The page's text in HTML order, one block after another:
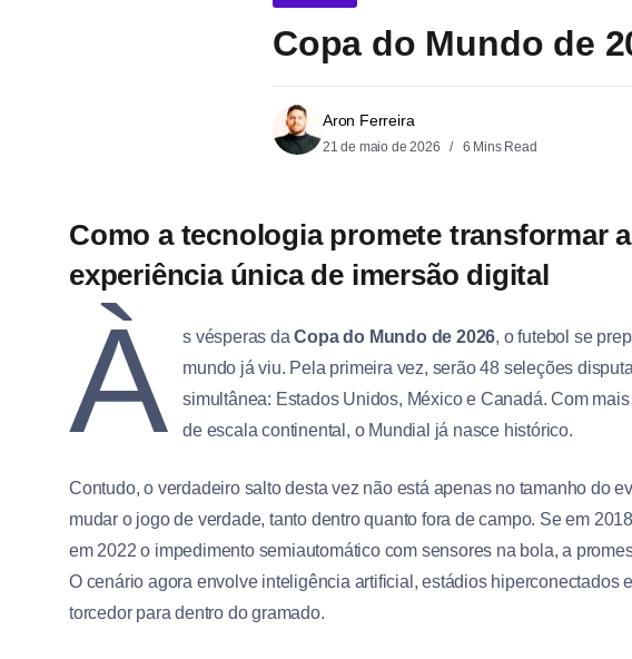
Copa do Mundo de
Aron Ferreira
21 de maio de 2026 6 Mins Read
Como a tecnologia promete transformar
experiência única de imersão digital
À s vésperas daCopa do Mundo de 2026, o futebol se
mundo já viu. Pela primeira vez, serão 48 seleções
simultânea: Estados Unidos, México e Canadá. Com
de escala continental, o Mundial já nasce histórico.
Contudo, o verdadeiro salto desta vez não está apenas no tamanho do
mudar o jogo de verdade, tanto dentro quanto fora de campo. Se em
em 2022 o impedimento semiautomático com sensores na bola, a
O cenário agora envolve inteligência artificial, estádios hiperconectados
torcedor para dentro do gramado.